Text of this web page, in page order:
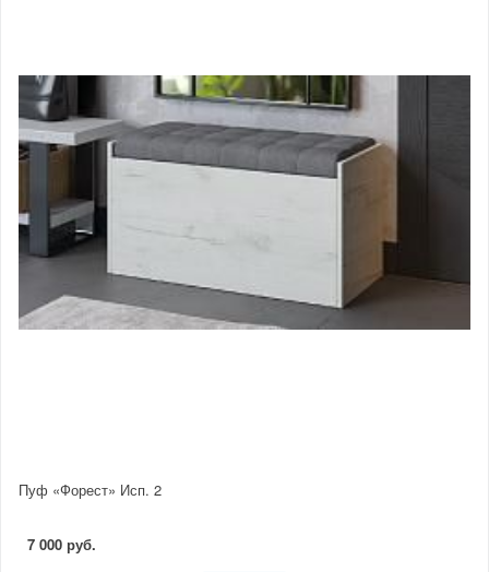
Пуф «Форест» Исп. 2
7 000 руб.